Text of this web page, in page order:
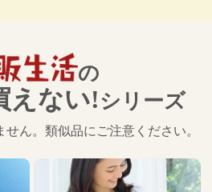
の
えない!シリーズ
ん。類似品にご注意ください。